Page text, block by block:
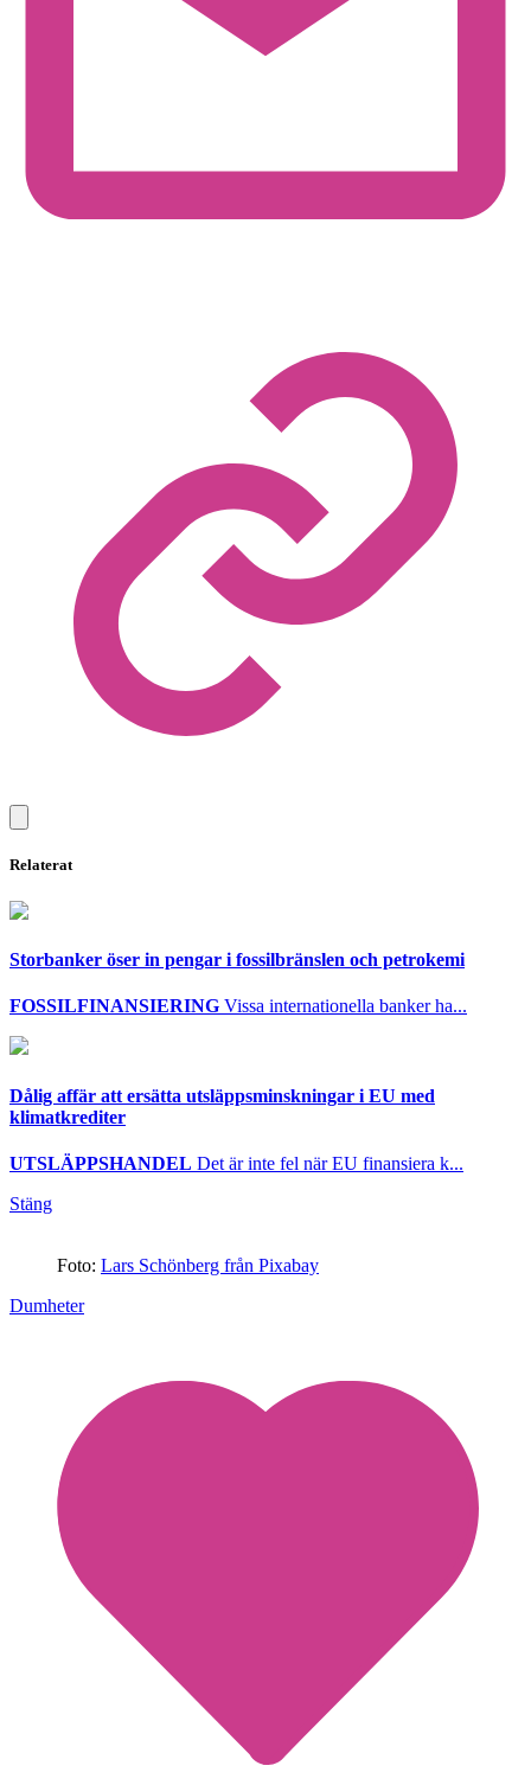
Relaterat
Storbanker öser in pengar i fossilbränslen och petrokemi
FOSSILFINANSIERING Vissa internationella banker ha...
Dålig affär att ersätta utsläppsminskningar i EU med
klimatkrediter
UTSLÄPPSHANDEL Det är inte fel när EU finansiera k...
Stäng
Foto: Lars Schönberg från Pixabay
Dumheter